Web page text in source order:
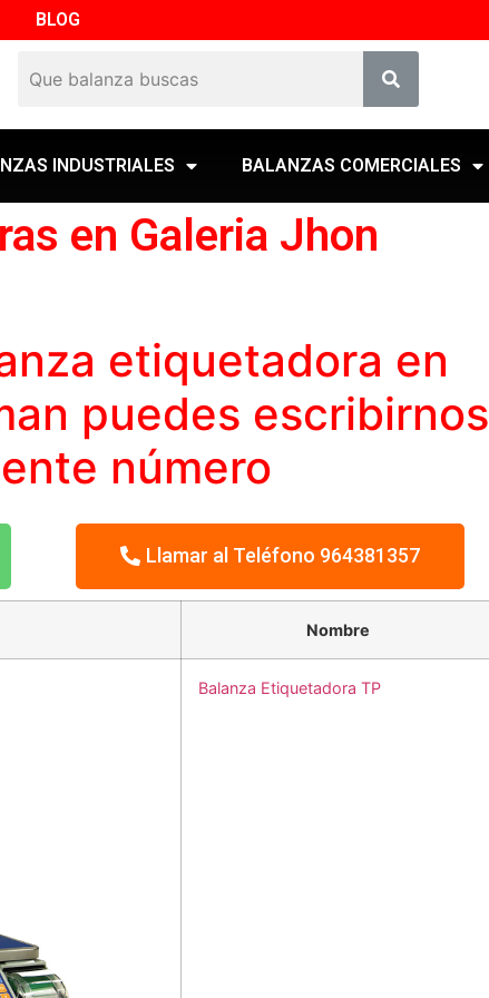
BLOG
INDUSTRIALES BALANZAS COMERCIALES
en Galeria Jhon
etiquetadora en
puedes escribirnos
número
Llamar al Teléfono 964381357
Nombre
Balanza Etiquetadora TP